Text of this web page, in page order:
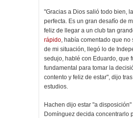
"Gracias a Dios salió todo bien,
perfecta. Es un gran desafío de
feliz de llegar a un club tan
rápido , había comentado que
de mi situación, llegó lo de
sedujo, hablé con Eduardo, que
fundamental para tomar la
contento y feliz de estar", dijo
estudios.
Hachen dijo estar "a
Domínguez decida concentrarlo